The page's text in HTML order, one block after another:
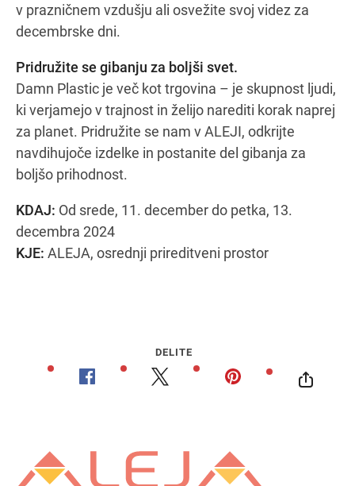
v prazničnem vzdušju ali osvežite svoj videz za
decembrske dni.
Pridružite se gibanju za boljši svet.
Damn Plastic je več kot trgovina – je skupnost ljudi,
ki verjamejo v trajnost in želijo narediti korak naprej
za planet. Pridružite se nam v ALEJI, odkrijte
navdihujoče izdelke in postanite del gibanja za
boljšo prihodnost.
KDAJ: Od srede, 11. december do petka, 13.
decembra 2024
KJE: ALEJA, osrednji prireditveni prostor
DELITE